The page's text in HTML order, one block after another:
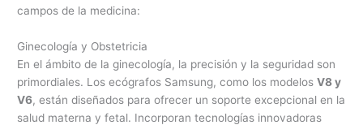
campos de la medicina:
Ginecología y Obstetricia
En el ámbito de la ginecología, la precisión y la seguridad son
primordiales. Los ecógrafos Samsung, como los modelosV8 y
V6, están diseñados para ofrecer un soporte excepcional en la
salud materna y fetal. Incorporan tecnologías innovadoras